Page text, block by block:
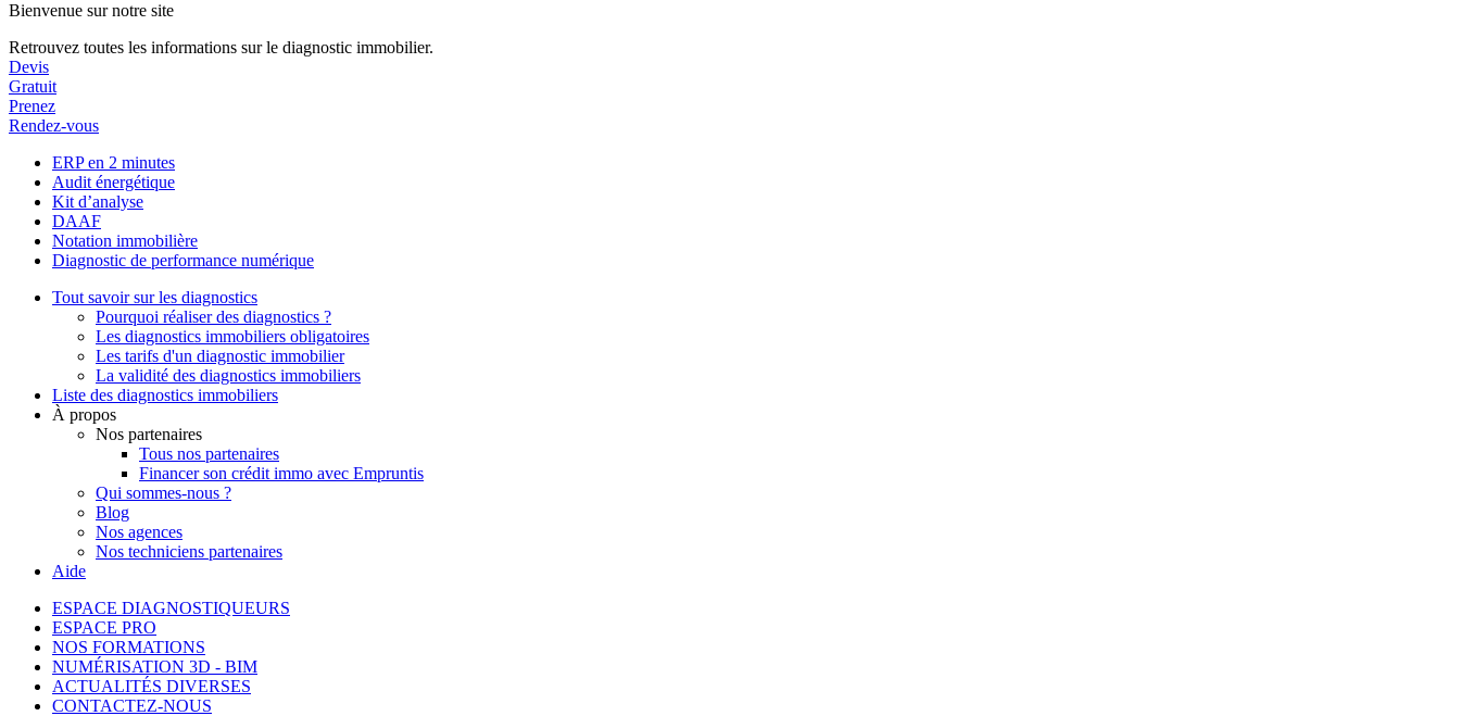
Bienvenue sur notre site
Retrouvez toutes les informations sur le diagnostic immobilier.
Devis
Gratuit
Prenez
Rendez-vous
ERP en 2 minutes
Audit énergétique
Kit d’analyse
DAAF
Notation immobilière
Diagnostic de performance numérique
Tout savoir sur les diagnostics
Pourquoi réaliser des diagnostics ?
Les diagnostics immobiliers obligatoires
Les tarifs d'un diagnostic immobilier
La validité des diagnostics immobiliers
Liste des diagnostics immobiliers
À propos
Nos partenaires
Tous nos partenaires
Financer son crédit immo avec Empruntis
Qui sommes-nous ?
Blog
Nos agences
Nos techniciens partenaires
Aide
ESPACE DIAGNOSTIQUEURS
ESPACE PRO
NOS FORMATIONS
NUMÉRISATION 3D - BIM
ACTUALITÉS DIVERSES
CONTACTEZ-NOUS